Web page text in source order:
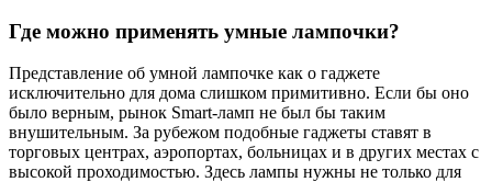
Где можно применять умные лампочки?
Представление об умной лампочке как о гаджете
исключительно для дома слишком примитивно. Если бы оно
было верным, рынок Smart-ламп не был бы таким
внушительным. За рубежом подобные гаджеты ставят в
торговых центрах, аэропортах, больницах и в других местах с
высокой проходимостью. Здесь лампы нужны не только для